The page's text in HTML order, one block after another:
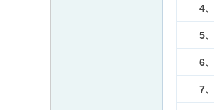
4、
5、
6、
7、